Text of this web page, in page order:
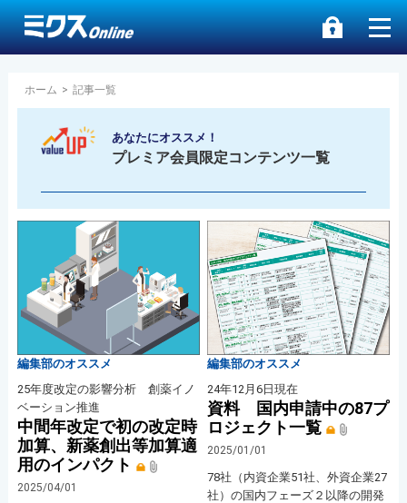
ホーム > 記事一覧
あなたにオススメ！
プレミア会員限定コンテンツ一覧
編集部のオススメ
25年度改定の影響分析 創薬イノ
ベーション推進
中間年改定で初の改定時
加算、新薬創出等加算適
用のインパクト
2025/04/01
編集部のオススメ
24年12月6日現在
資料 国内申請中の87プ
ロジェクト一覧
2025/01/01
78社（内資企業51社、外資企業27
社）の国内フェーズ２以降の開発